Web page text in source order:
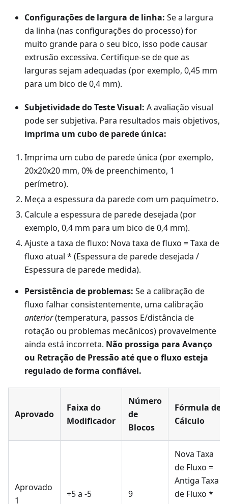
Configurações de largura de linha: Se a largura
da linha (nas configurações do processo) for
muito grande para o seu bico, isso pode causar
extrusão excessiva. Certifique-se de que as
larguras sejam adequadas (por exemplo, 0,45 mm
para um bico de 0,4 mm).
Subjetividade do Teste Visual: A avaliação visual
pode ser subjetiva. Para resultados mais objetivos,
imprima um cubo de parede única:
Imprima um cubo de parede única (por exemplo,
20x20x20 mm, 0% de preenchimento, 1
perímetro).
Meça a espessura da parede com um paquímetro.
Calcule a espessura de parede desejada (por
exemplo, 0,4 mm para um bico de 0,4 mm).
Ajuste a taxa de fluxo: Nova taxa de fluxo = Taxa de
fluxo atual * (Espessura de parede desejada /
Espessura de parede medida).
Persistência de problemas: Se a calibração de
fluxo falhar consistentemente, uma calibração
anterior(temperatura, passos E/distância de
rotação ou problemas mecânicos) provavelmente
ainda está incorreta. Não prossiga para Avanço
ou Retração de Pressão até que o fluxo esteja
regulado de forma confiável.
Aprovado
Faixa do
Modificador
Número
de
Blocos
Fórmula de
Cálculo
Aprovado
1
+5 a -5 9
Nova Taxa
de Fluxo =
Antiga Taxa
de Fluxo *